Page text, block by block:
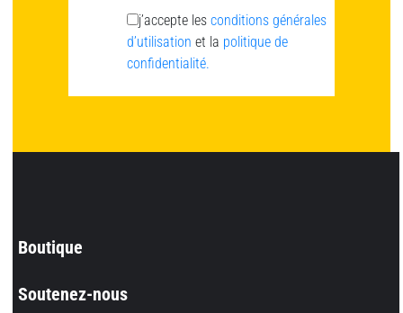
j’accepte les conditions générales
d’utilisation et la politique de
confidentialité.
Boutique
Soutenez-nous